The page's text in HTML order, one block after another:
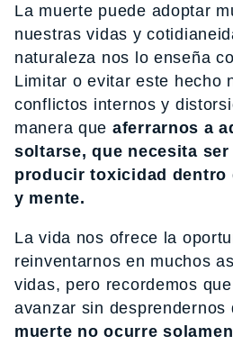
La muerte puede adoptar
nuestras vidas y
naturaleza nos lo enseña
Limitar o evitar este hecho
conflictos internos y
manera que aferrarnos a
soltarse, que necesita
producir toxicidad dentro
y mente.
La vida nos ofrece la
reinventarnos en muchos
vidas, pero recordemos
avanzar sin desprendernos
muerte no ocurre